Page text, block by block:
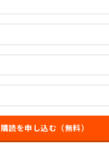
購読を申し込む（無料）